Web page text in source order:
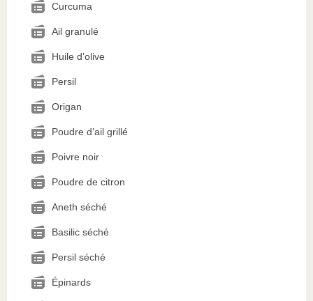
Curcuma
Ail granulé
Huile d’olive
Persil
Origan
Poudre d’ail grillé
Poivre noir
Poudre de citron
Aneth séché
Basilic séché
Persil séché
Épinards